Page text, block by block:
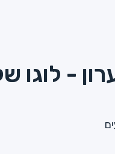
- לוגו